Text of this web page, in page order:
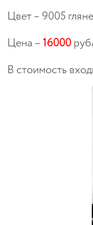
Цвет – 9005
Цена – 16000
В стоимость